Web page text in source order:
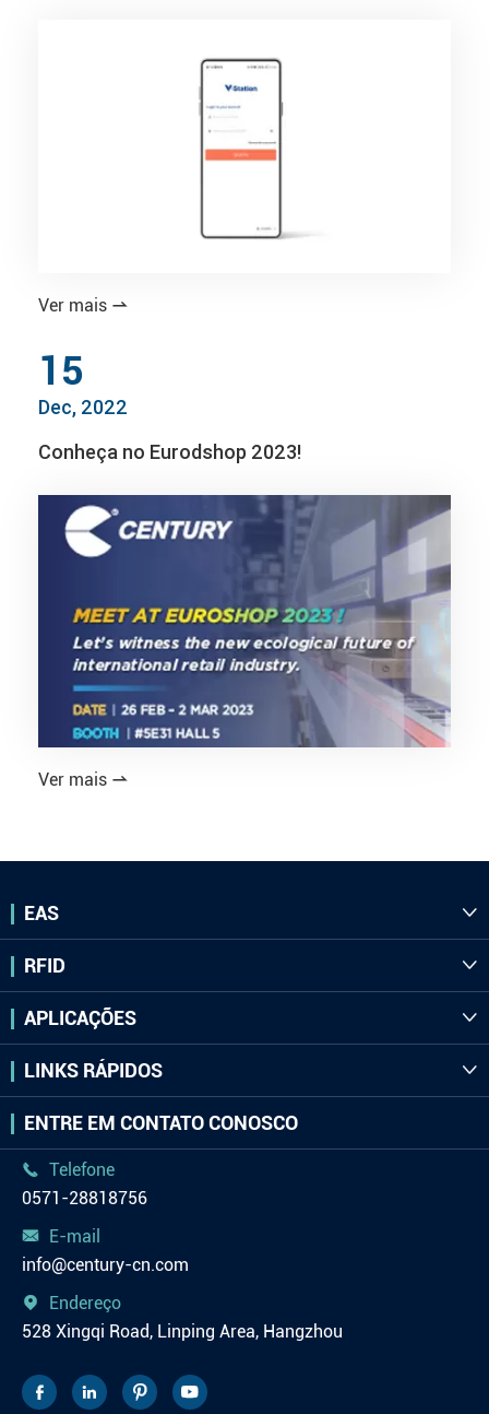
Ver mais 
15
Dec, 2022
Conheça no Eurodshop 2023!
Ver mais 
EAS 
RFID 
APLICAÇÕES 
LINKS RÁPIDOS 
ENTRE EM CONTATO CONOSCO

Telefone
0571-28818756

E-mail
info@century-cn.com

Endereço
528 Xingqi Road, Linping Area, Hangzhou
   